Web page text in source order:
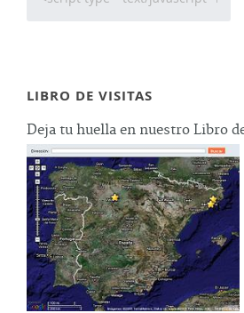
LIBRO DE VISITAS
Deja tu huella en nuestro Libro